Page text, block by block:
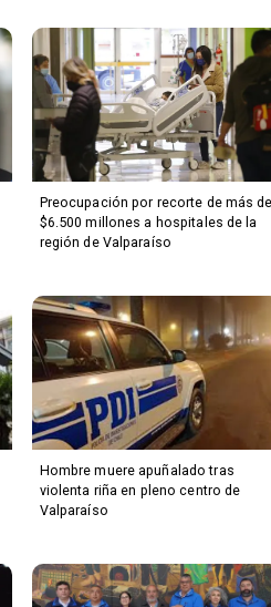
Preocupación por recorte de más
$6.500 millones a hospitales de la
región de Valparaíso
Hombre muere apuñalado tras
violenta riña en pleno centro de
Valparaíso